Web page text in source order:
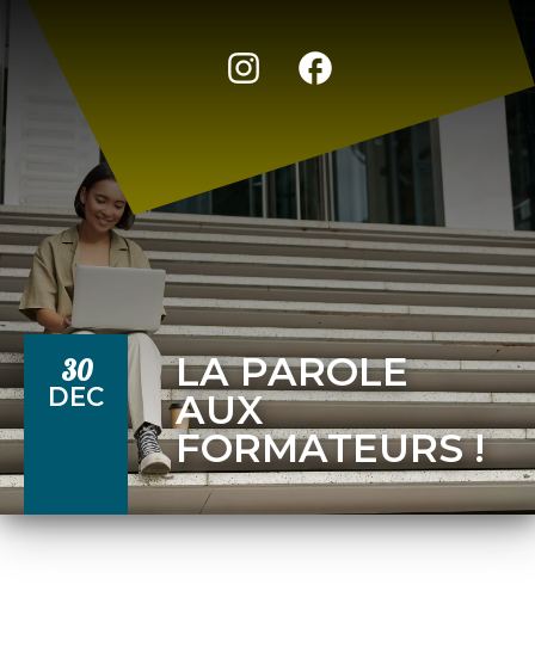
30
DEC
LA PAROLE
AUX
FORMATEURS !